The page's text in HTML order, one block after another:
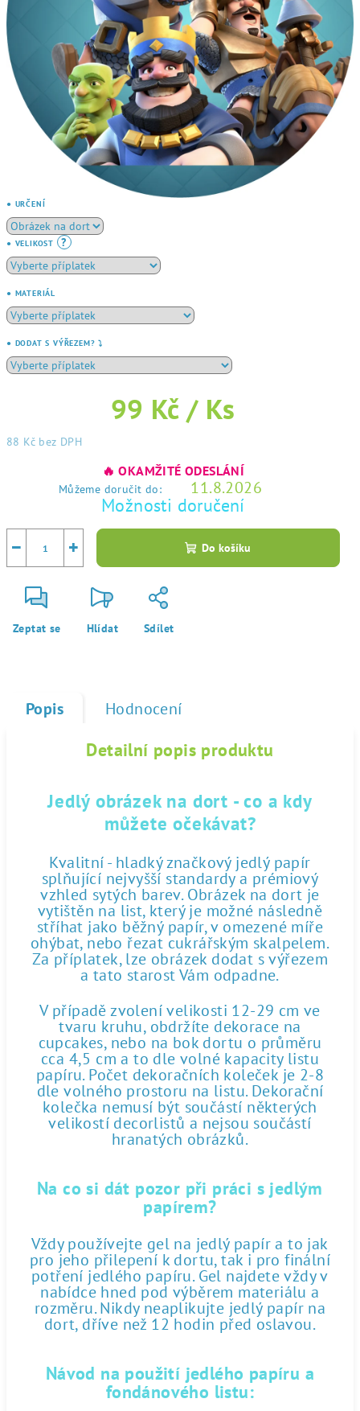
● URČENÍ
● VELIKOST ?
● MATERIÁL
● DODAT S VÝŘEZEM? ⤵️
99 Kč / Ks
88 Kč bez DPH
🔥 OKAMŽITÉ ODESLÁNÍ
Můžeme doručit do: 11.8.2026
Možnosti doručení
+
− Do košíku
Zeptat se Hlídat Sdílet
Popis Hodnocení
Detailní popis produktu
Jedlý obrázek na dort - co a kdy
můžete očekávat?
Kvalitní - hladký značkový jedlý papír
splňující nejvyšší standardy a prémiový
vzhled sytých barev. Obrázek na dort je
vytištěn na list, který je možné následně
stříhat jako běžný papír, v omezené míře
ohýbat, nebo řezat cukrářským skalpelem.
Za příplatek, lze obrázek dodat s výřezem
a tato starost Vám odpadne.
V případě zvolení velikosti 12-29 cm ve
tvaru kruhu, obdržíte dekorace na
cupcakes, nebo na bok dortu o průměru
cca 4,5 cm a to dle volné kapacity listu
papíru. Počet dekoračních koleček je 2-8
dle volného prostoru na listu. Dekorační
kolečka nemusí být součástí některých
velikostí decorlistů a nejsou součástí
hranatých obrázků.
Na co si dát pozor při práci s jedlým
papírem?
Vždy používejte gel na jedlý papír a to jak
pro jeho přilepení k dortu, tak i pro finální
potření jedlého papíru. Gel najdete vždy v
nabídce hned pod výběrem materiálu a
rozměru. Nikdy neaplikujte jedlý papír na
dort, dříve než 12 hodin před oslavou.
Návod na použití jedlého papíru a
fondánového listu: